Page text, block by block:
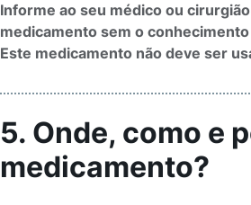
Informe ao seu médico ou
medicamento sem o
Este medicamento não deve ser
5. Onde, como e
medicamento?